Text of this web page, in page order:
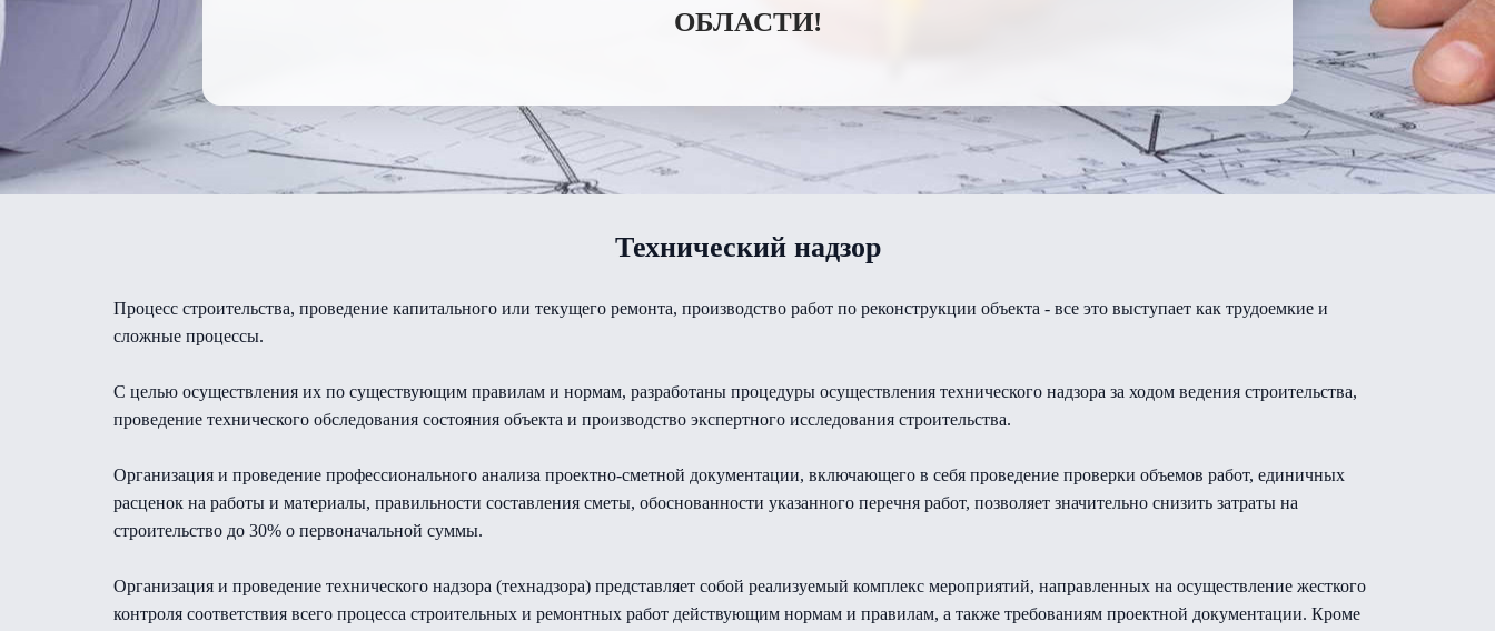
ОБЛАСТИ!
Технический надзор
Процесс строительства, проведение капитального или текущего ремонта, производство работ по реконструкции объекта - все это выступает как трудоемкие и
сложные процессы.
С целью осуществления их по существующим правилам и нормам, разработаны процедуры осуществления технического надзора за ходом ведения строительства,
проведение технического обследования состояния объекта и производство экспертного исследования строительства.
Организация и проведение профессионального анализа проектно-сметной документации, включающего в себя проведение проверки объемов работ, единичных
расценок на работы и материалы, правильности составления сметы, обоснованности указанного перечня работ, позволяет значительно снизить затраты на
строительство до 30% о первоначальной суммы.
Организация и проведение технического надзора (технадзора) представляет собой реализуемый комплекс мероприятий, направленных на осуществление жесткого
контроля соответствия всего процесса строительных и ремонтных работ действующим нормам и правилам, а также требованиям проектной документации. Кроме